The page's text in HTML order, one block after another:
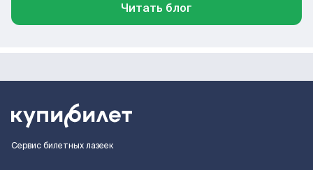
Читать блог
Сервис билетных лазеек